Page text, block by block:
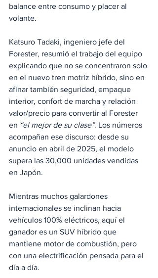
balance entre consumo y placer al
volante.
Katsuro Tadaki, ingeniero jefe del
Forester, resumió el trabajo del equipo
explicando que no se concentraron solo
en el nuevo tren motriz híbrido, sino en
afinar también seguridad, empaque
interior, confort de marcha y relación
valor/precio para convertir al Forester
en “el mejor de su clase”. Los números
acompañan ese discurso: desde su
anuncio en abril de 2025, el modelo
supera las 30,000 unidades vendidas
en Japón.
Mientras muchos galardones
internacionales se inclinan hacia
vehículos 100% eléctricos, aquí el
ganador es un SUV híbrido que
mantiene motor de combustión, pero
con una electrificación pensada para el
día a día.